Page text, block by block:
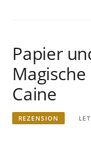
Papier
Caine
REZENSION